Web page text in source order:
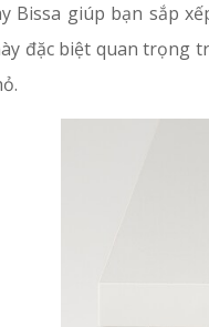
Bissa giúp bạn sắp
đặc biệt quan trọng